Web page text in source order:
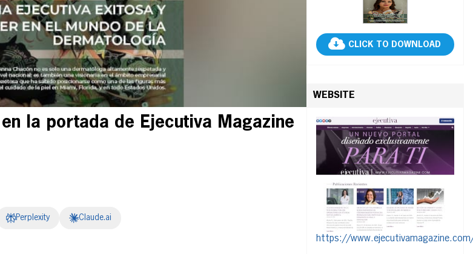
la portada de Ejecutiva Magazine
Perplexity Claude.ai
CLICK TO DOWNLOAD
WEBSITE
https://